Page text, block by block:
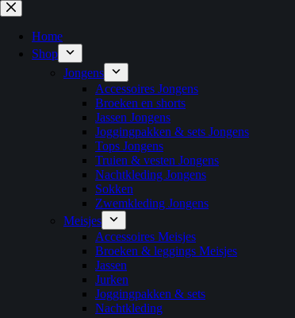
Ga
naar
inhoud
Home
Shop
Jongens
Accessoires Jongens
Broeken en shorts
Jassen Jongens
Joggingpakken & sets Jongens
Tops Jongens
Truien & vesten Jongens
Nachtkleding Jongens
Sokken
Zwemkleding Jongens
Meisjes
Accessoires Meisjes
Broeken & leggings Meisjes
Jassen
Jurken
Joggingpakken & sets
Nachtkleding